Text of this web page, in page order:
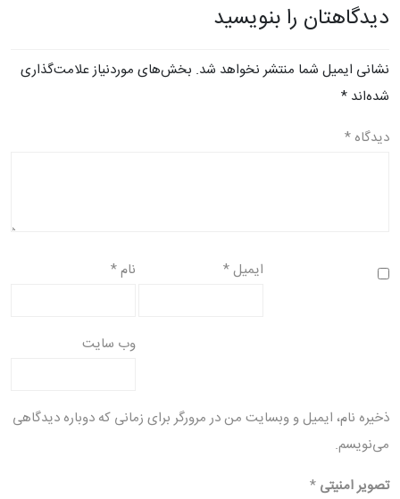
دیدگاهتان را بنویسید
نشانی ایمیل شما منتشر نخواهد شد. بخش‌های موردنیاز علامت‌گذاری
شده‌اند *
دیدگاه *
نام* ایمیل*
وب‌ سایت
ذخیره نام، ایمیل و وبسایت من در مرورگر برای زمانی که دوباره دیدگاهی
می‌نویسم.
تصویر امنیتی *